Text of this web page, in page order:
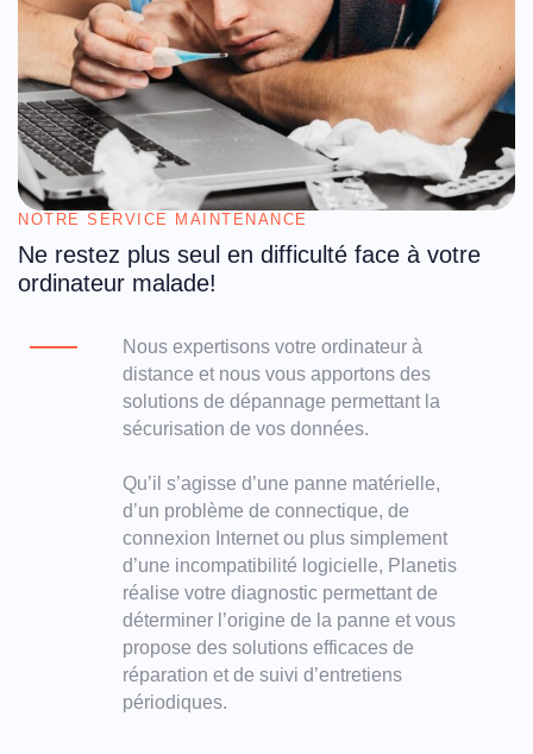
NOTRE SERVICE MAINTENANCE
Ne restez plus seul en difficulté face à votre
ordinateur malade!
Nous expertisons votre ordinateur à
distance et nous vous apportons des
solutions de dépannage permettant la
sécurisation de vos données.
Qu’il s’agisse d’une panne matérielle,
d’un problème de connectique, de
connexion Internet ou plus simplement
d’une incompatibilité logicielle, Planetis
réalise votre diagnostic permettant de
déterminer l’origine de la panne et vous
propose des solutions efficaces de
réparation et de suivi d’entretiens
périodiques.